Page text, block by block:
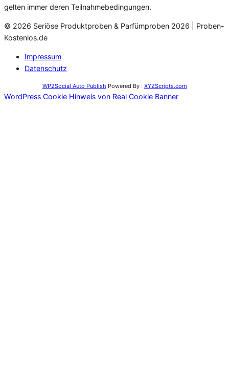
gelten immer deren Teilnahmebedingungen.
© 2026 Seriöse Produktproben & Parfümproben 2026 | Proben-
Kostenlos.de
Impressum
Datenschutz
WP2Social Auto Publish Powered By : XYZScripts.com
WordPress Cookie Hinweis von Real Cookie Banner